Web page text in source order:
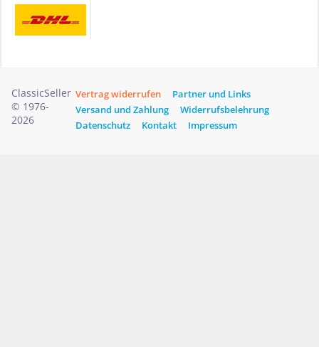
ClassicSeller
© 1976-
2026
Vertrag widerrufen
Partner und Links
Versand und Zahlung
Widerrufsbelehrung
Datenschutz
Kontakt Impressum